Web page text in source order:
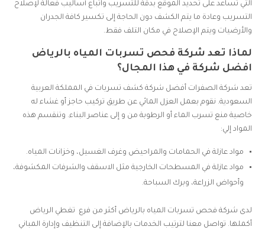
التي تساعد على تحديد الموقع بدقة للتسريب واتباع أساليب فعالة لإصلاح
التسريب وعادة ما يتم الكشف دون الحاجة إلى تكسير كافة الجدران
والأرضيات ويتم الإصلاح في مكان التلف فقط.
لماذا تعد شركة فحص تسربات المياه بالرياض
افضل شركة في هذا المجال؟
تعد شركة الصفرات أفضل شركة كشف تسربات في المملكة العربية
السعودية. نقوم بعمل العزل المائي عن طريق تركيب حاجز أو غشاء له
خاصية منع تسرب الماء أو الرطوبة من و إلى عناصر البناء. وتنقسم هذه
المواد إلي:
مواد عازلة في الحمامات والمراحيض وغرف الغسيل، وخزانات المياه.
مواد عازلة في المسطحات الخارجية مثل الاسقف والشرفات المكشوفة،
وأحواض الزراعة، وبرك السباحة.
لدى شركة فحص تسربات المياه بالرياض أكثر من فرع تغطي الرياض
أكملها. تواصل معنا لترتيب الخدمات بالإضافة إلى التنظيف وإدارة المباني